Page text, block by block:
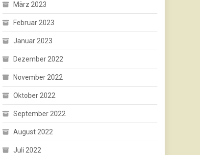
März 2023
Februar 2023
Januar 2023
Dezember 2022
November 2022
Oktober 2022
September 2022
August 2022
Juli 2022